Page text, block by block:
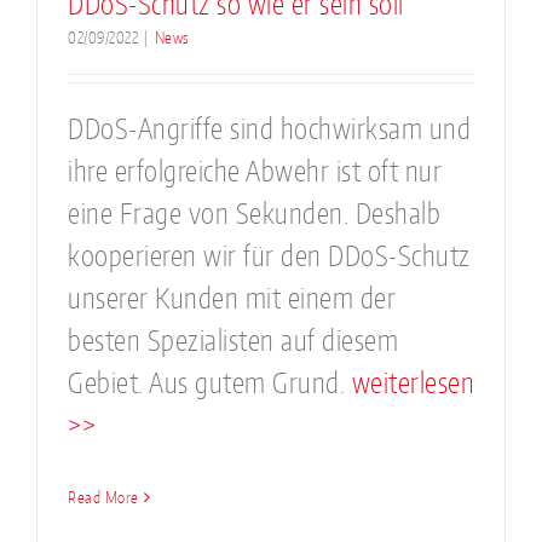
02/09/2022 News
DDoS-Angriffe sind hochwirksam und
ihre erfolgreiche Abwehr ist oft nur
eine Frage von Sekunden. Deshalb
kooperieren wir für den DDoS-Schutz
unserer Kunden mit einem der
besten Spezialisten auf diesem
Gebiet. Aus gutem Grund. weiterlesen
>>
Read More